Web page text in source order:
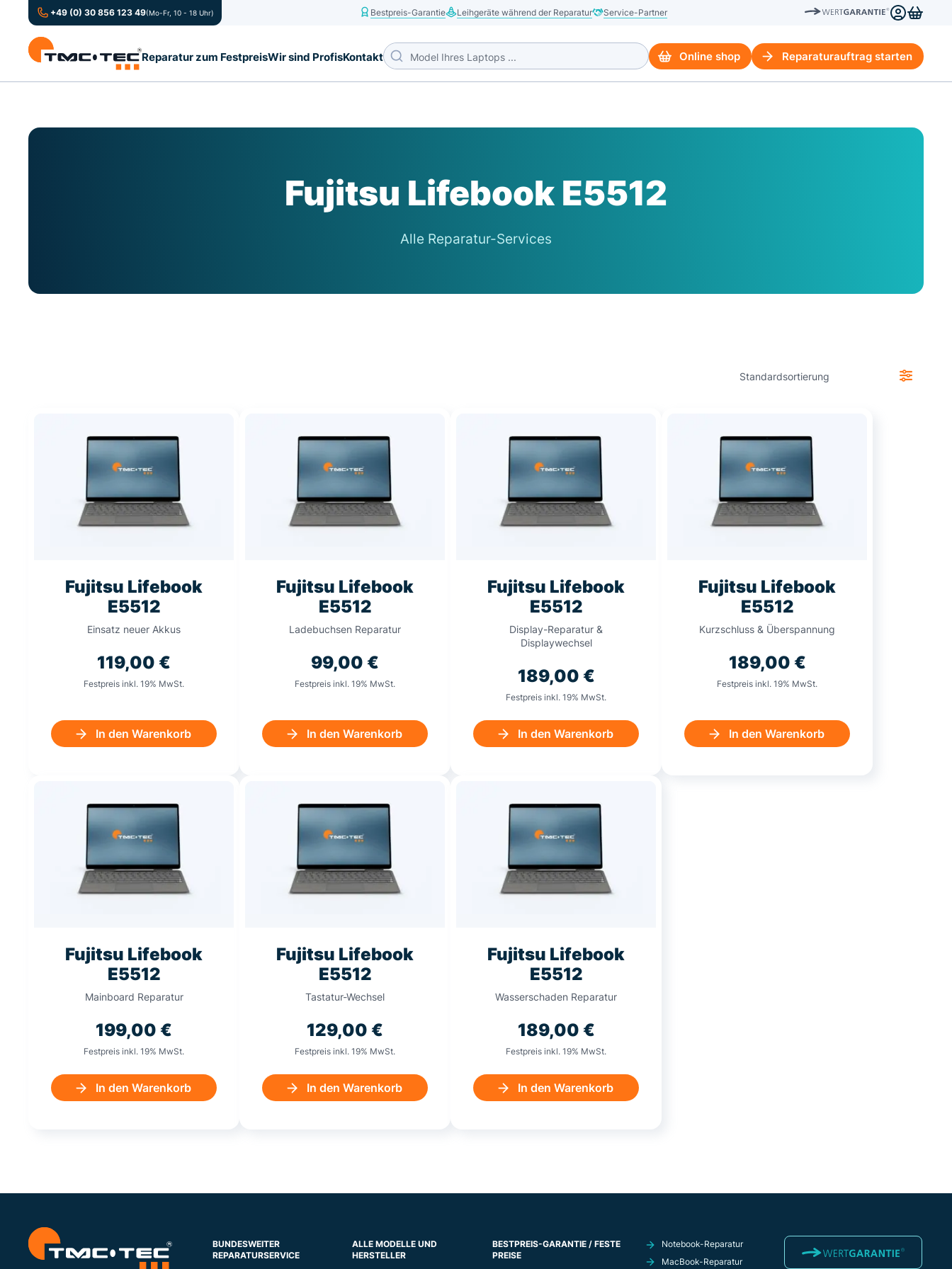
+49 (0) 30 856 123 49(Mo-Fr, 10 - 18 Uhr) Bestpreis-Garantie Leihgeräte während der Reparatur Service-Partner
Reparatur zum FestpreisWir sind ProfisKontakt Online shop Reparaturauftrag starten
Fujitsu Lifebook E5512
Alle Reparatur-Services
Fujitsu Lifebook
E5512
Einsatz neuer Akkus
119,00 €
Festpreis inkl. 19% MwSt.
In den Warenkorb
Fujitsu Lifebook
E5512
Ladebuchsen Reparatur
99,00 €
Festpreis inkl. 19% MwSt.
In den Warenkorb
Fujitsu Lifebook
E5512
Display-Reparatur &
Displaywechsel
189,00 €
Festpreis inkl. 19% MwSt.
In den Warenkorb
Fujitsu Lifebook
E5512
Kurzschluss & Überspannung
189,00 €
Festpreis inkl. 19% MwSt.
In den Warenkorb
Fujitsu Lifebook
E5512
Mainboard Reparatur
199,00 €
Festpreis inkl. 19% MwSt.
In den Warenkorb
Fujitsu Lifebook
E5512
Tastatur-Wechsel
129,00 €
Festpreis inkl. 19% MwSt.
In den Warenkorb
Fujitsu Lifebook
E5512
Wasserschaden Reparatur
189,00 €
Festpreis inkl. 19% MwSt.
In den Warenkorb
BUNDESWEITER
REPARATURSERVICE
ALLE MODELLE UND
HERSTELLER
BESTPREIS-GARANTIE / FESTE
PREISE
Notebook-Reparatur
MacBook-Reparatur